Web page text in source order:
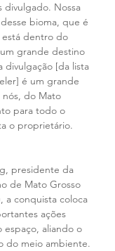
divulgado. Nossa
bioma, que é
dentro do
grande destino
divulgação [da lista
é um grande
do Mato
para todo o
o proprietário.
presidente da
de Mato Grosso
a conquista coloca
ações
espaço, aliando o
do meio ambiente.